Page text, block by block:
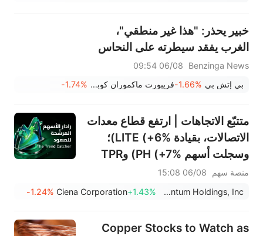
خبير يحذر: "هذا غير منطقي"،
الغرب يفقد سيطرته على النحاس
Benzinga News
06/08 09:54
بي إتش بي -1.66% فريبورت ماكموران كوبر آند غولد -1.74%
متتبّع الاتجاهات | ارتفع قطاع معدات
الاتصالات، بقيادة LITE (+6%)؛
وسجلت أسهم PH (+7%) وTPR
(+1.8%) أعلى مستوياتها على
الإطلاق؛ كما اقتربت أسهم XOM
منصة سهم
06/08 15:08
Lumentum Holdings, Inc.
+1.43%
Ciena Corporation
-1.24%
Copper Stocks to Watch as